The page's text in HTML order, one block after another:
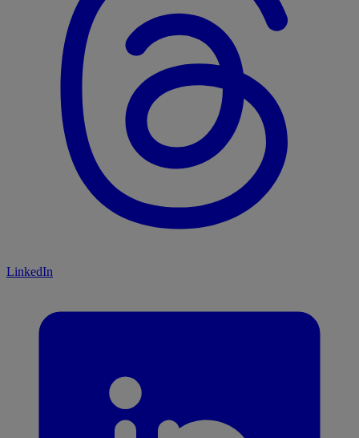
LinkedIn